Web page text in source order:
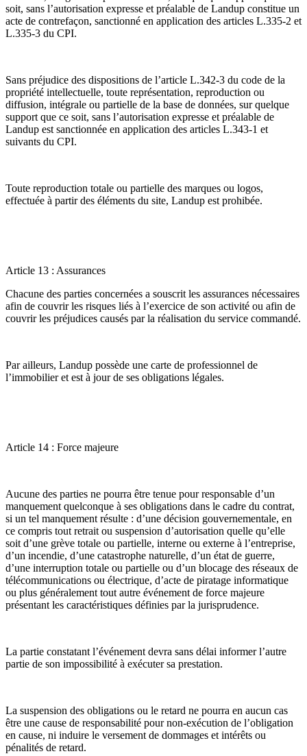
soit, sans l’autorisation expresse et préalable de Landup constitue un
acte de contrefaçon, sanctionné en application des articles L.335-2 et
L.335-3 du CPI.
Sans préjudice des dispositions de l’article L.342-3 du code de la
propriété intellectuelle, toute représentation, reproduction ou
diffusion, intégrale ou partielle de la base de données, sur quelque
support que ce soit, sans l’autorisation expresse et préalable de
Landup est sanctionnée en application des articles L.343-1 et
suivants du CPI.
Toute reproduction totale ou partielle des marques ou logos,
effectuée à partir des éléments du site, Landup est prohibée.
Article 13 : Assurances
Chacune des parties concernées a souscrit les assurances nécessaires
afin de couvrir les risques liés à l’exercice de son activité ou afin de
couvrir les préjudices causés par la réalisation du service commandé.
Par ailleurs, Landup possède une carte de professionnel de
l’immobilier et est à jour de ses obligations légales.
Article 14 : Force majeure
Aucune des parties ne pourra être tenue pour responsable d’un
manquement quelconque à ses obligations dans le cadre du contrat,
si un tel manquement résulte : d’une décision gouvernementale, en
ce compris tout retrait ou suspension d’autorisation quelle qu’elle
soit d’une grève totale ou partielle, interne ou externe à l’entreprise,
d’un incendie, d’une catastrophe naturelle, d’un état de guerre,
d’une interruption totale ou partielle ou d’un blocage des réseaux de
télécommunications ou électrique, d’acte de piratage informatique
ou plus généralement tout autre événement de force majeure
présentant les caractéristiques définies par la jurisprudence.
La partie constatant l’événement devra sans délai informer l’autre
partie de son impossibilité à exécuter sa prestation.
La suspension des obligations ou le retard ne pourra en aucun cas
être une cause de responsabilité pour non-exécution de l’obligation
en cause, ni induire le versement de dommages et intérêts ou
pénalités de retard.